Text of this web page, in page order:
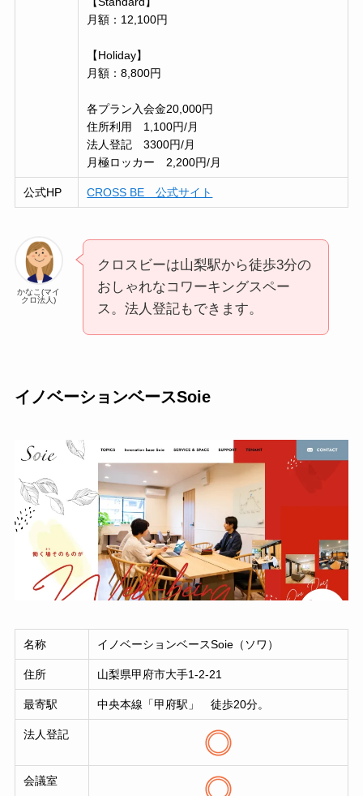
月額：12,100円
【Holiday】
月額：8,800円
各プラン入会金20,000円
住所利用 1,100円/月
法人登記 3300円/月
月極ロッカー 2,200円/月
公式HP CROSS BE 公式サイト
かなこ(マイ
クロ法人)
クロスビーは山梨駅から徒歩3分の
おしゃれなコワーキングスペー
ス。法人登記もできます。
イノベーションベースSoie
名称 イノベーションベースSoie（ソワ）
住所 山梨県甲府市大手1-2-21
最寄駅 中央本線「甲府駅」 徒歩20分。
法人登記
会議室